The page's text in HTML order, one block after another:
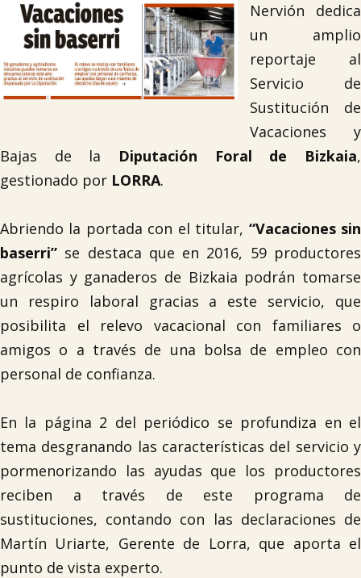
Nervión dedica
un amplio
reportaje al
Servicio de
Sustitución de
Vacaciones y
Bajas de la Diputación Foral de Bizkaia,
gestionado por LORRA.
Abriendo la portada con el titular, “Vacaciones sin
baserri” se destaca que en 2016, 59 productores
agrícolas y ganaderos de Bizkaia podrán tomarse
un respiro laboral gracias a este servicio, que
posibilita el relevo vacacional con familiares o
amigos o a través de una bolsa de empleo con
personal de confianza.
En la página 2 del periódico se profundiza en el
tema desgranando las características del servicio y
pormenorizando las ayudas que los productores
reciben a través de este programa de
sustituciones, contando con las declaraciones de
Martín Uriarte, Gerente de Lorra, que aporta el
punto de vista experto.